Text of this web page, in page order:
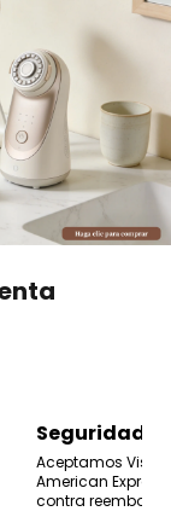
Seguridad
Aceptamos Visa,
American
contra reembolso.